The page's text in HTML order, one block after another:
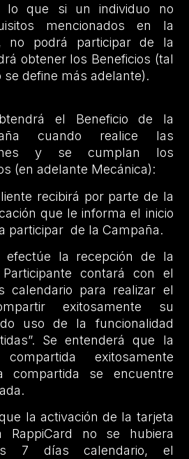
lo que si un individuo no
mencionados en la
no podrá participar de la
obtener los Beneficios (tal
define más adelante).
el Beneficio de la
cuando realice las
y se cumplan los
(en adelante Mecánica):
recibirá por parte de la
que le informa el inicio
participar de la Campaña.
efectúe la recepción de la
contará con el
calendario para realizar el
exitosamente su
uso de la funcionalidad
Se entenderá que la
exitosamente
compartida se encuentre
la activación de la tarjeta
RappiCard no se hubiera
7 días calendario, el